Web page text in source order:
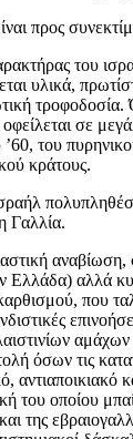
προς
του
υλικά,
σε
’60, του
κράτους.
Γαλλία.
Ελλάδα) αλλά
που
όσων τις
αντιαποικιακό
του οποίου
της